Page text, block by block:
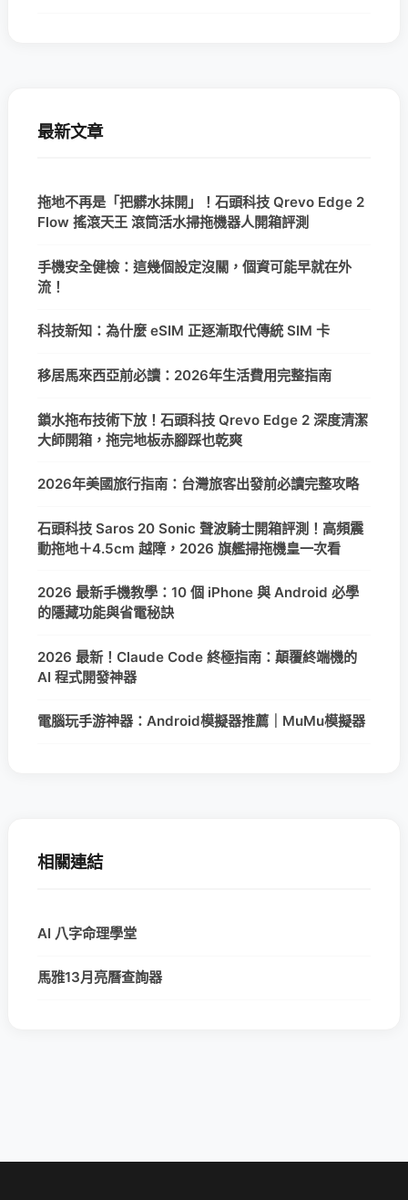
最新文章
拖地不再是「把髒水抹開」！石頭科技 Qrevo Edge 2
Flow 搖滾天王 滾筒活水掃拖機器人開箱評測
手機安全健檢：這幾個設定沒關，個資可能早就在外
流！
科技新知：為什麼 eSIM 正逐漸取代傳統 SIM 卡
移居馬來西亞前必讀：2026年生活費用完整指南
鎖水拖布技術下放！石頭科技 Qrevo Edge 2 深度清潔
大師開箱，拖完地板赤腳踩也乾爽
2026年美國旅行指南：台灣旅客出發前必讀完整攻略
石頭科技 Saros 20 Sonic 聲波騎士開箱評測！高頻震
動拖地＋4.5cm 越障，2026 旗艦掃拖機皇一次看
2026 最新手機教學：10 個 iPhone 與 Android 必學
的隱藏功能與省電秘訣
2026 最新！Claude Code 終極指南：顛覆終端機的
AI 程式開發神器
電腦玩手游神器：Android模擬器推薦｜MuMu模擬器
相關連結
AI 八字命理學堂
馬雅13月亮曆查詢器